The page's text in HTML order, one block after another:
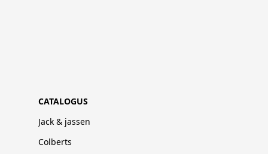
CATALOGUS
Jack & jassen
Colberts